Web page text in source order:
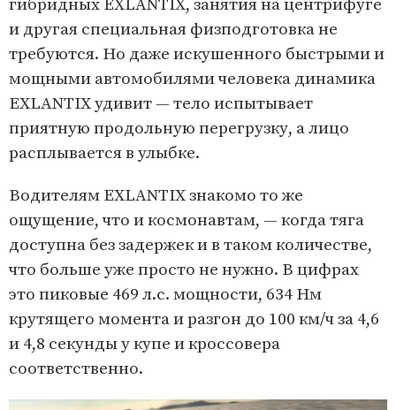
m
1
o
f
2
гибридных EXLANTIX, занятия на центрифуге
и другая специальная физподготовка не
требуются. Но даже искушенного быстрыми и
мощными автомобилями человека динамика
EXLANTIX удивит — тело испытывает
приятную продольную перегрузку, а лицо
расплывается в улыбке.
Водителям EXLANTIX знакомо то же
ощущение, что и космонавтам, — когда тяга
доступна без задержек и в таком количестве,
что больше уже просто не нужно. В цифрах
это пиковые 469 л.с. мощности, 634 Нм
крутящего момента и разгон до 100 км/ч за 4,6
и 4,8 секунды у купе и кроссовера
соответственно.